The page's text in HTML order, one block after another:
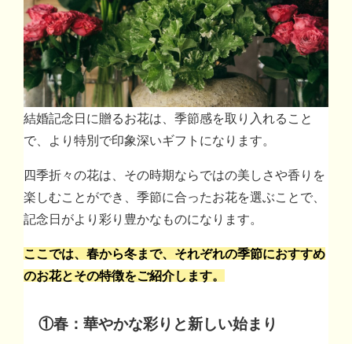
結婚記念日に贈るお花は、季節感を取り入れること
で、より特別で印象深いギフトになります。
四季折々の花は、その時期ならではの美しさや香りを
楽しむことができ、季節に合ったお花を選ぶことで、
記念日がより彩り豊かなものになります。
ここでは、春から冬まで、それぞれの季節におすすめ
のお花とその特徴をご紹介します。
①春：華やかな彩りと新しい始まり